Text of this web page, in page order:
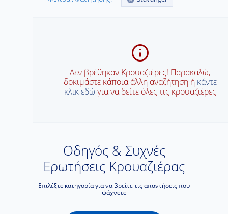
Δεν βρέθηκαν Κρουαζιέρες! Παρακαλώ,
δοκιμάστε κάποια άλλη αναζήτηση ή κάντε
κλικ εδώ για να δείτε όλες τις κρουαζιέρες
Οδηγός & Συχνές
Ερωτήσεις Κρουαζιέρας
Επιλέξτε κατηγορία για να βρείτε τις απαντήσεις που
ψάχνετε